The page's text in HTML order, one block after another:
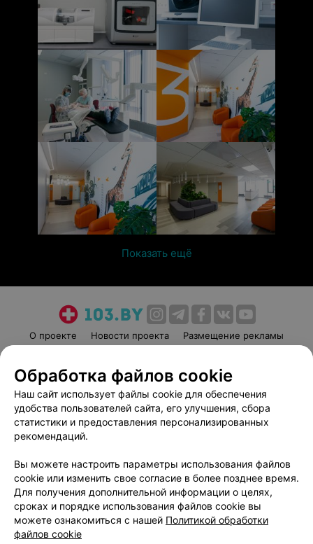
Показать ещё
О проекте Новости проекта
Размещение рекламы
Пользовательское соглашение
Способы оплаты
Вакансии
Партнеры
Написать руководителю 103.by
Обработка персональных данных
Обработка файлов cookie
Наш сайт использует файлы cookie для обеспечения
удобства пользователей сайта, его улучшения, сбора
статистики и предоставления персонализированных
рекомендаций.
Вы можете настроить параметры использования файлов
cookie или изменить свое согласие в более позднее время.
Для получения дополнительной информации о целях,
сроках и порядке использования файлов cookie вы
можете ознакомиться с нашей Политикой обработки
файлов cookie